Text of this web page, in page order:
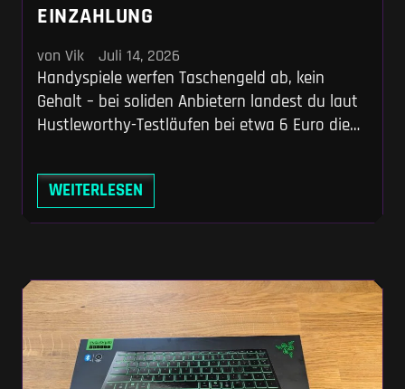
EINZAHLUNG
von Vik Juli 14, 2026
Handyspiele werfen Taschengeld ab, kein
Gehalt – bei soliden Anbietern landest du laut
Hustleworthy-Testläufen bei etwa 6 Euro die
du dir Freecash für die höchsten Payouts oder
nimmst BUFF für passives Einkommen beim
PC-Zocken mit. So finanzierst du dir dein
WEITERLESEN